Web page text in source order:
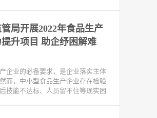
局开展2022年食品生产
升项目 助企纾困解难
企业的必备要求，是企业落实主体
而，中小型食品生产企业存在检验
技能不达标、人员留不住等现实困